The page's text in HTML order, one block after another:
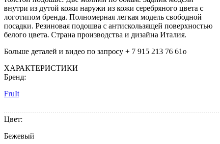
внутри из дутой кожи наружи из кожи cеребряного цвета с
логотипом бренда. Полномерная легкая модель свободной
посадки. Резиновая подошва с антискользящей поверхностью
белого цвета. Cтрана производства и дизайна Италия.
Больше деталей и видео по запросу + 7 915 213 76 61о
ХАРАКТЕРИСТИКИ
Бренд:
FruIt
Цвет:
Бежевый